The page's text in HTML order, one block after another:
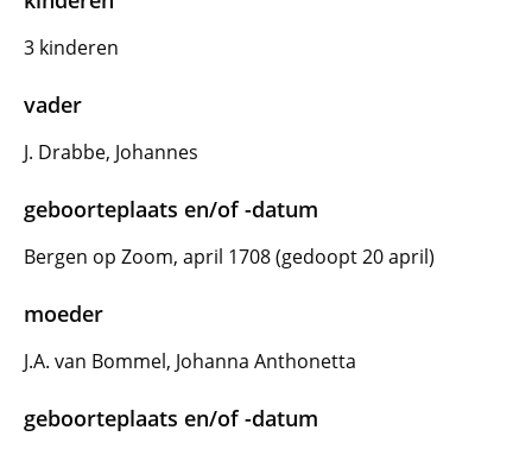
3 kinderen
vader
J. Drabbe, Johannes
geboorteplaats en/of -datum
Bergen op Zoom, april 1708 (gedoopt 20 april)
moeder
J.A. van Bommel, Johanna Anthonetta
geboorteplaats en/of -datum